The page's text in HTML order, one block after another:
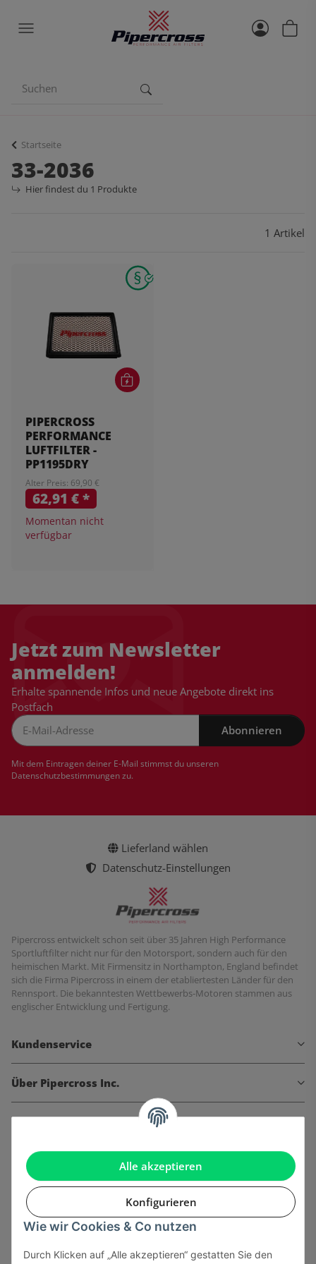
Alle akzeptieren
Konfigurieren
Wie wir Cookies & Co nutzen
Durch Klicken auf „Alle akzeptieren“ gestatten Sie den
Startseite
33-2036
Hier findest du 1 Produkte
1 Artikel
PIPERCROSS
PERFORMANCE
LUFTFILTER -
PP1195DRY
Alter Preis: 69,90 €
62,91 €*
Momentan nicht
verfügbar
Jetzt zum Newsletter
anmelden!
Erhalte spannende Infos und neue Angebote direkt ins
Postfach
Abonnieren
Mit dem Eintragen deiner E-Mail stimmst du unseren
Datenschutzbestimmungenzu.
Lieferland wählen
Datenschutz-Einstellungen
Pipercross entwickelt schon seit über 35 Jahren High Performance
Sportluftfilter nicht nur für den Motorsport, sondern auch für den
heimischen Markt. Mit Firmensitz in Northampton, England befindet
sich die Firma Pipercross in einem der etabliertesten Länder für den
Rennsport. Die bekanntesten Wettbewerbs-Motoren stammen aus
englischer Entwicklung und Fertigung.
Kundenservice
Über Pipercross Inc.
Informationen
Gesetzliche Informationen